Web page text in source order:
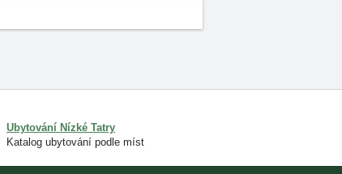
Ubytování Nízké Tatry
Katalog ubytování podle míst